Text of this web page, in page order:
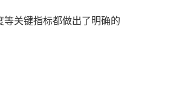
等关键指标都做出了明确的